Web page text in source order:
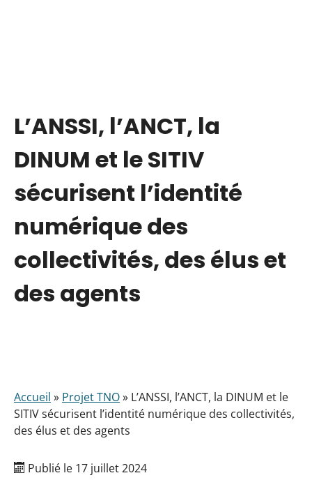
L’ANSSI, l’ANCT, la
DINUM et le SITIV
sécurisent l’identité
numérique des
collectivités, des élus et
des agents
Accueil » Projet TNO» L’ANSSI, l’ANCT, la DINUM et le
SITIV sécurisent l’identité numérique des collectivités,
des élus et des agents
Publié le 17 juillet 2024